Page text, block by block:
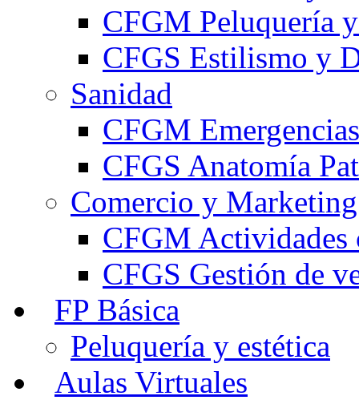
CFGM Peluquería
CFGS Estilismo y
Sanidad
CFGM
CFGS Anatomía
Comercio y Marketing
CFGM Actividades
CFGS Gestión de
FP Básica
Peluquería y estética
Aulas Virtuales